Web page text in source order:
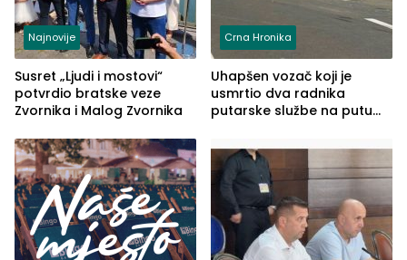
Najnovije
Susret „Ljudi i mostovi“
potvrdio bratske veze
Zvornika i Malog Zvornika
Crna Hronika
Uhapšen vozač koji je
usmrtio dva radnika
putarske službe na putu
(FOTO)